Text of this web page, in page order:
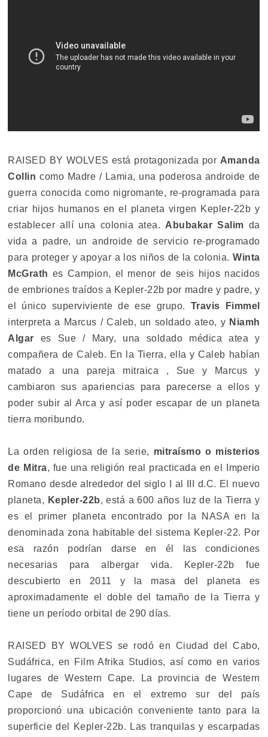
RAISED BY WOLVES está protagonizada por Amanda
Collin como Madre / Lamia, una poderosa androide de
guerra conocida como nigromante, re-programada para
criar hijos humanos en el planeta virgen Kepler-22b y
establecer allí una colonia atea. Abubakar Salim da
vida a padre, un androide de servicio re-programado
para proteger y apoyar a los niños de la colonia.Winta
McGrath es Campion, el menor de seis hijos nacidos
de embriones traídos a Kepler-22b por madre y padre, y
el único superviviente de ese grupo. Travis Fimmel
interpreta a Marcus / Caleb, un soldado ateo, y Niamh
Algar es Sue / Mary, una soldado médica atea y
compañera de Caleb. En la Tierra, ella y Caleb habían
matado a una pareja mitraica , Sue y Marcus y
cambiaron sus apariencias para parecerse a ellos y
poder subir al Arca y así poder escapar de un planeta
tierra moribundo.
La orden religiosa de la serie, mitraísmo o misterios
de Mitra, fue una religión real practicada en el Imperio
Romano desde alrededor del siglo I al III d.C. El nuevo
planeta, Kepler-22b, está a 600 años luz de la Tierra y
es el primer planeta encontrado por la NASA en la
denominada zona habitable del sistema Kepler-22. Por
esa razón podrían darse en él las condiciones
necesarias para albergar vida. Kepler-22b fue
descubierto en 2011 y la masa del planeta es
aproximadamente el doble del tamaño de la Tierra y
tiene un período orbital de 290 días.
RAISED BY WOLVES se rodó en Ciudad del Cabo,
Sudáfrica, en Film Afrika Studios, así como en varios
lugares de Western Cape. La provincia de Western
Cape de Sudáfrica en el extremo sur del país
proporcionó una ubicación conveniente tanto para la
superficie del Kepler-22b. Las tranquilas y escarpadas